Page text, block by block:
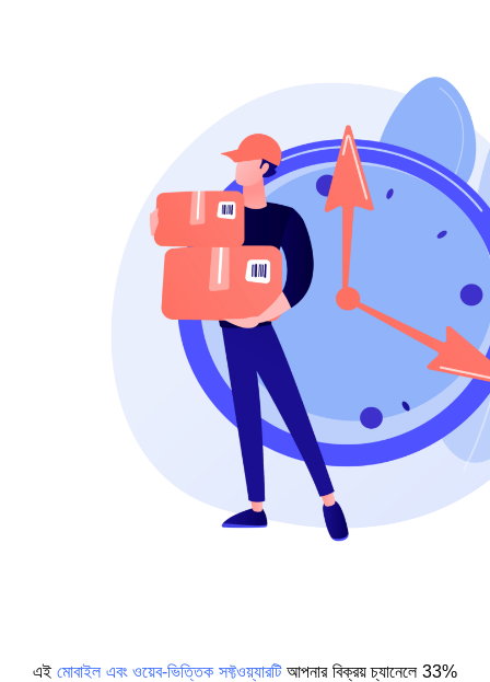
এই মোবাইল এবং ওয়েব-ভিত্তিক সফ্টওয়্যারটি আপনার বিক্রয় চ্যানেলে 33%